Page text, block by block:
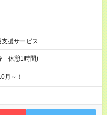
援サービス
休憩1時間)
～！